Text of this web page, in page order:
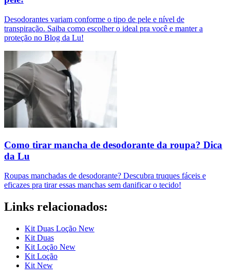
Desodorantes variam conforme o tipo de pele e nível de
transpiração. Saiba como escolher o ideal pra você e manter a
proteção no Blog da Lu!
Como tirar mancha de desodorante da roupa​? Dica
da Lu
Roupas manchadas de desodorante? Descubra truques fáceis e
eficazes pra tirar essas manchas sem danificar o tecido!
Links relacionados:
Kit Duas Loção New
Kit Duas
Kit Loção New
Kit Loção
Kit New